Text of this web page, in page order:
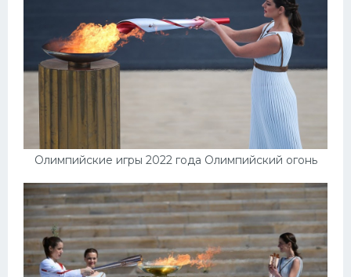
Олимпийские игры 2022 года Олимпийский огонь
Категории
Футбол
Хоккей
Велогонки
Конькобежный спорт